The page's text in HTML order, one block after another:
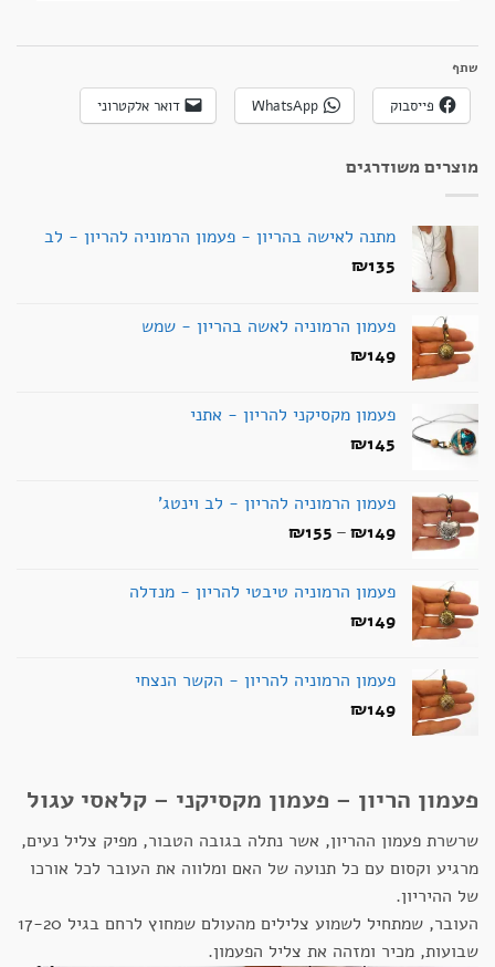
שתף
פייסבוק WhatsApp דואר אלקטרוני
מוצרים משודרגים
מתנה לאישה בהריון - פעמון הרמוניה להריון - לב
₪135
פעמון הרמוניה לאשה בהריון - שמש
₪149
פעמון מקסיקני להריון - אתני
₪145
פעמון הרמוניה להריון - לב וינטג'
₪149
–
₪155
טווח
עד
פעמון הרמוניה טיבטי להריון - מנדלה
₪149
פעמון הרמוניה להריון - הקשר הנצחי
₪149
פעמון הריון – פעמון מקסיקני – קלאסי עגול
שרשרת פעמון ההריון, אשר נתלה בגובה הטבור, מפיק צליל נעים,
מרגיע וקסום עם כל תנועה של האם ומלווה את העובר לכל אורכו
של ההיריון.
העובר, שמתחיל לשמוע צלילים מהעולם שמחוץ לרחם בגיל 17-20
שבועות, מכיר ומזהה את צליל הפעמון.